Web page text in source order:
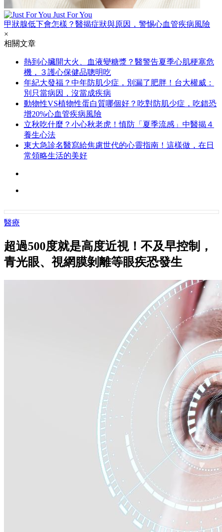
Just For You
甲狀腺低下會怎樣？醫揭症狀與原因，警惕心血管疾病風險
×
相關文章
熱到心臟開大火、血液變糖漿？醫警告夏季心肌梗塞危
機，３護心保健品聰明吃
年紀大發福？中年防肌少症，別漏了肥胖！台大權威：
別只當病因，沒當成疾病
動物性VS植物性蛋白質哪個好？吃對防肌少症，吃錯恐
增20%心血管疾病風險
立秋吃什麼？小心秋老虎！慎防「夏季流感」中醫揭４
養生心法
東大急診名醫寫給焦慮世代的心靈指南！這樣做，在日
常領略生活的美好
醫療
超過500度就是高度近視！不及早控制，
青光眼、視網膜剝離等眼疾恐發生